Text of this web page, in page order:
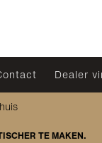
Dealer
TE MAKEN.